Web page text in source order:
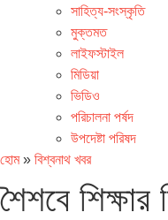
সাহিত্য-সংস্কৃতি
মুক্তমত
লাইফস্টাইল
মিডিয়া
ভিডিও
পরিচালনা পর্ষদ
উপদেষ্টা পরিষদ
হোম» বিশ্বনাথ খবর
শৈশবে